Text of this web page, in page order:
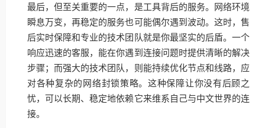
最后，但至关重要的一点，是工具背后的服务。网络环境
瞬息万变，再稳定的服务也可能偶尔遇到波动。这时，售
后实时保障和专业的技术团队就是你最坚实的后盾。一个
响应迅速的客服，能在你遇到连接问题时提供清晰的解决
步骤；而强大的技术团队，则能持续优化节点和线路，应
对各种复杂的网络封锁策略。这种保障让你没有后顾之
忧，可以长期、稳定地依赖它来维系自己与中文世界的连
接。